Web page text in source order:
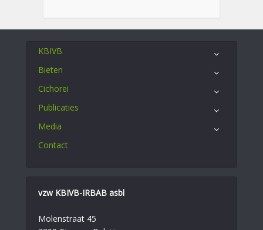
KBIVB
Bieten
Cichorei
Publicaties
Media
Contact
vzw KBIVB-IRBAB asbl
Molenstraat 45